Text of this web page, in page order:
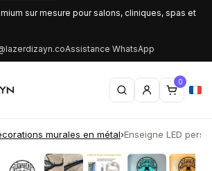
sur mesure pour salons, cliniques, spas et
Assistance WhatsApp
0
murales en métal›Enseigne LED
›